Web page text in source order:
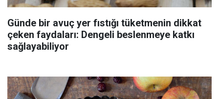
Günde bir avuç yer fıstığı tüketmenin dikkat
çeken faydaları: Dengeli beslenmeye katkı
sağlayabiliyor